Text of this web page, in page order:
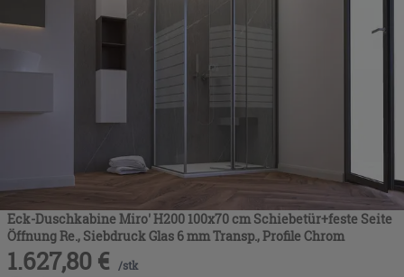
Eck-Duschkabine Miro' H200 100x70 cm Schiebetür+feste Seite
Öffnung Re., Siebdruck Glas 6 mm Transp., Profile Chrom
1.627,80 € /stk